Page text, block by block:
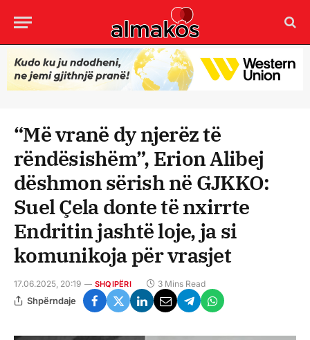
“Më vranë dy njerëz të
rëndësishëm”, Erion Alibej
dëshmon sërish në GJKKO:
Suel Çela donte të nxirrte
Endritin jashtë loje, ja si
komunikoja për vrasjet
17.06.2025, 20:19 SHQIPËRI 3 Mins Read
Shpërndaje